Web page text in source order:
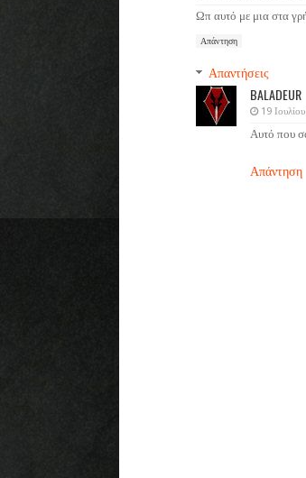
Ωπ αυτό με μια στα
Απάντηση
Απαντήσεις
BALADEUR
19
Αυτό που
Απάντηση